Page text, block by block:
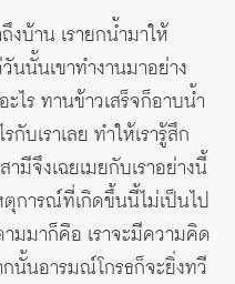
งบ้าน เรายกน้ำมาให้
นนั้นเขาทำงานมาอย่าง
ร ทานข้าวเสร็จก็อาบน้ำ
บเราเลย ทำให้เรารู้สึก
มีจึงเฉยเมยกับเราอย่างนี้
ตุการณ์ที่เกิดขึ้นนี้ไม่เป็นไป
มมาก็คือ เราจะมีความคิด
นั้นอารมณ์โกรธก็จะยิ่งทวี